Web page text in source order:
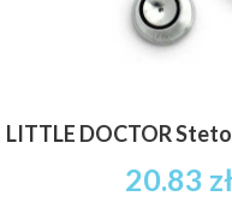
LITTLE DOCTOR
20.83 zł